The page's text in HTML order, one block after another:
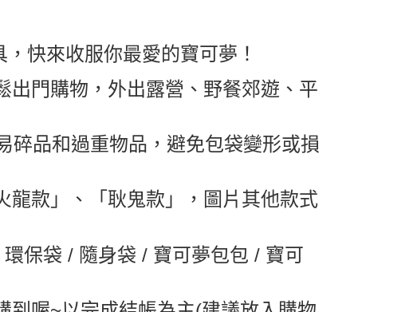
7-11付款取貨
每筆NT$60，滿NT$599(含以上)免運費
每筆NT$60，滿NT$599(含以上)免運費
每筆NT$80，滿NT$799(含以上)免運費
快來收服你最愛的寶可夢！
出門購物，外出露營、野餐郊遊、平
碎品和過重物品，避免包袋變形或損
款」、「耿鬼款」，圖片其他款式
保袋 / 隨身袋 / 寶可夢包包 / 寶可